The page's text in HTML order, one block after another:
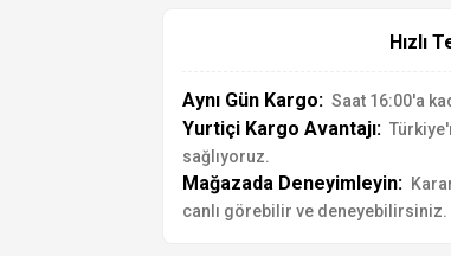
Hızlı
Aynı Gün Kargo: Saat 16:00'a
Yurtiçi Kargo Avantajı:
sağlıyoruz.
Mağazada Deneyimleyin:
canlı görebilir ve deneyebilirsiniz.